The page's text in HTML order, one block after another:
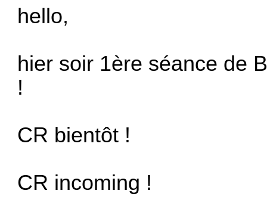
hello,
hier soir 1ère séance de
!
CR bientôt !
CR incoming !